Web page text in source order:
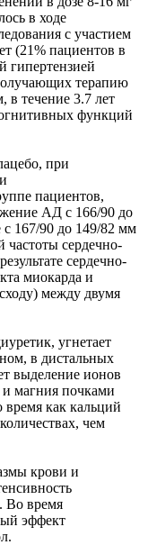
в ходе
с участием
(21% пациентов в
гипертензией
терапию
в течение 3.7 лет
функций
при
пациентов,
АД с 166/90 до
с 167/90 до 149/82 мм
частоты сердечно-
сердечно-
миокарда и
между двумя
угнетает
в дистальных
выделение ионов
магния почками
время как кальций
чем
крови и
Во время
эффект